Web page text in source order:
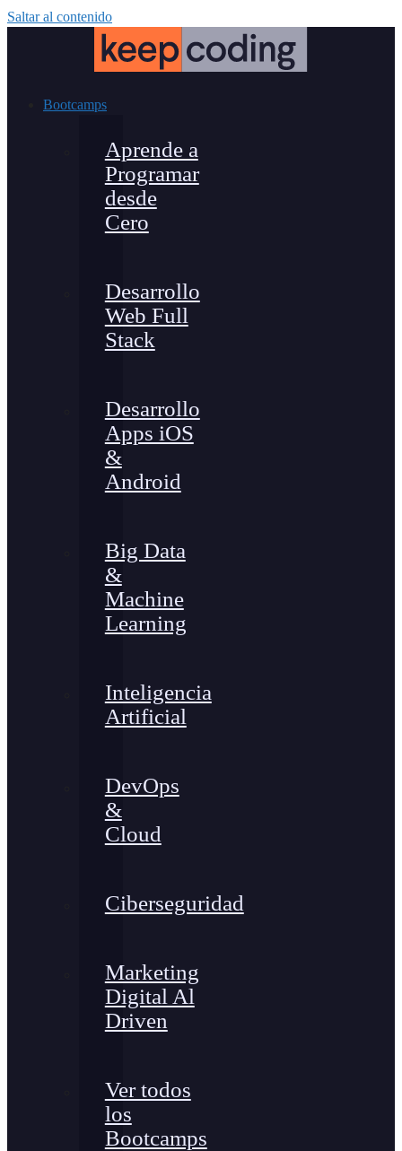
Saltar al contenido
Bootcamps
Aprende a
Programar
desde
Cero
Desarrollo
Web Full
Stack
Desarrollo
Apps iOS
&
Android
Big Data
&
Machine
Learning
Inteligencia
Artificial
DevOps
&
Cloud
Ciberseguridad
Marketing
Digital Al
Driven
Ver todos
los
Bootcamps